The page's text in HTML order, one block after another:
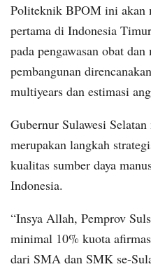
Politeknik BPOM ini akan
pertama di Indonesia
pada pengawasan obat
pembangunan
multiyears dan estimasi
Gubernur Sulawesi
merupakan langkah
kualitas sumber daya
Indonesia.
“Insya Allah, Pemprov
minimal 10% kuota
dari SMA dan SMK se-